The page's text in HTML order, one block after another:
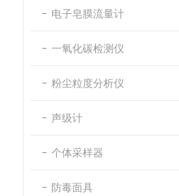
电子皂膜流量计
一氧化碳检测仪
粉尘粒度分析仪
声级计
个体采样器
防毒面具